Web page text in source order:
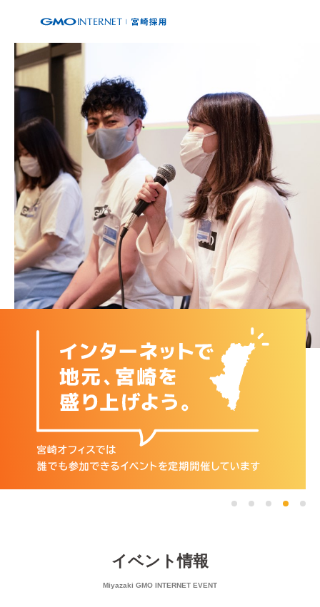
イベント情報
Miyazaki GMO INTERNET EVENT